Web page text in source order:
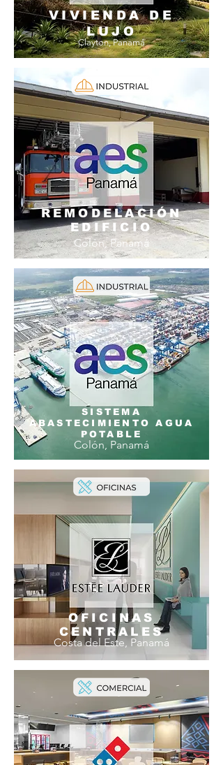
VIVIENDA DE
LUJO
Clayton, Panamá
REMODELACIÓN
EDIFICIO
Colón, Panamá
SISTEMA
ABASTECIMIENTO AGUA
POTABLE
Colón, Panamá
OFICINAS
CENTRALES
Costa del Este, Panamá